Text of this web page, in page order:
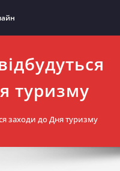
туризму
заходи до Дня туризму